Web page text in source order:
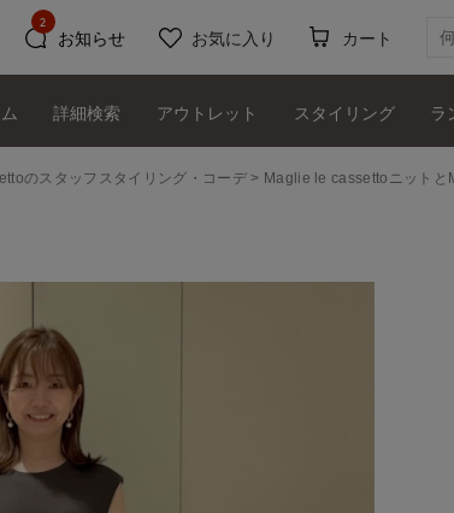
お知らせ
2
お気に入り カート
詳細検索 アウトレット スタイリング ラ
のスタッフスタイリング・コーデ Maglie le cassettoニットと